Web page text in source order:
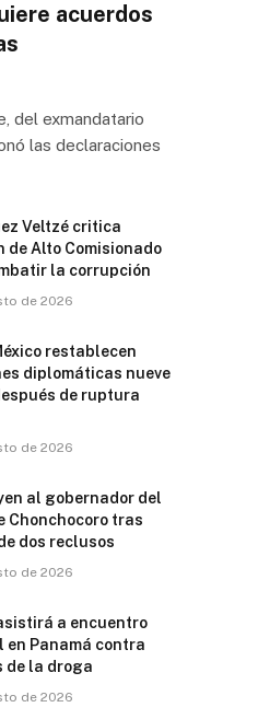
acuerdos
del exmandatario
las declaraciones
Veltzé critica
de Alto Comisionado
la corrupción
de 2026
restablecen
diplomáticas nueve
de ruptura
de 2026
al gobernador del
Chonchocoro tras
dos reclusos
de 2026
a encuentro
en Panamá contra
de la droga
de 2026